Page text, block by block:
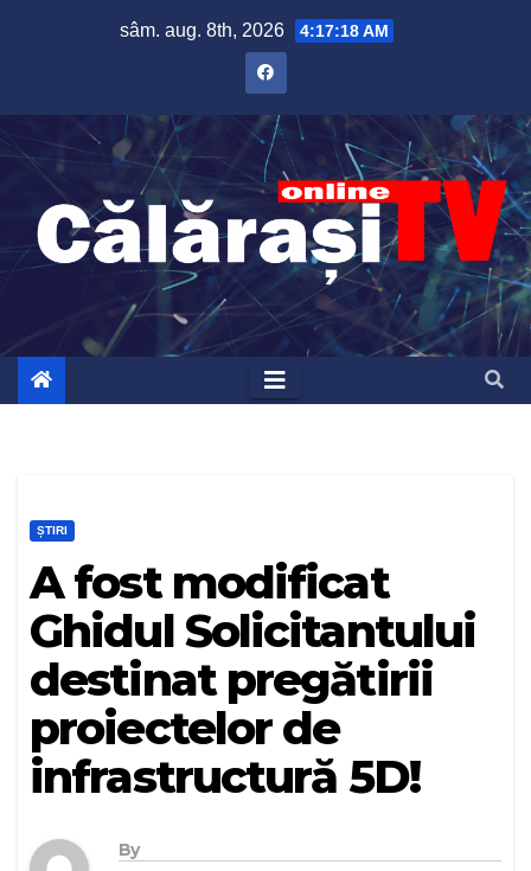
sâm. aug. 8th, 2026 4:17:19 AM
ȘTIRI
A fost modificat
Ghidul Solicitantului
destinat pregătirii
proiectelor de
infrastructură 5D!
By